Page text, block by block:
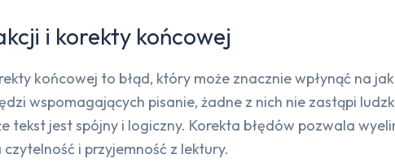
i korekty końcowej
końcowej to błąd, który może znacznie wpłynąć na
wspomagających pisanie, żadne z nich nie zastąpi
tekst jest spójny i logiczny. Korekta błędów pozwala
i przyjemność z lektury.